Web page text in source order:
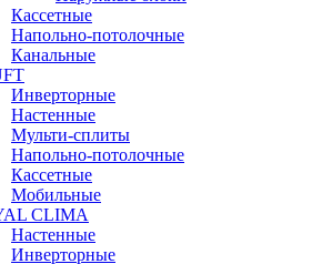
Кассетные
Напольно-потолочные
Канальные
Инверторные
Настенные
Мульти-сплиты
Напольно-потолочные
Кассетные
Мобильные
CLIMA
Настенные
Инверторные